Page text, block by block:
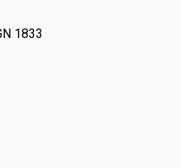
1833